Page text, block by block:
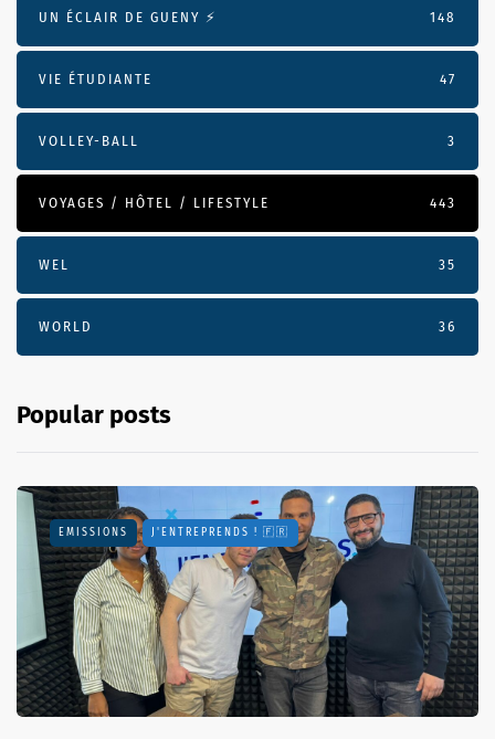
UN ÉCLAIR DE GUENY ⚡️ 148
VIE ÉTUDIANTE 47
VOLLEY-BALL 3
VOYAGES / HÔTEL / LIFESTYLE 443
WEL 35
WORLD 36
Popular posts
EMISSIONS J'ENTREPRENDS ! 🇫🇷